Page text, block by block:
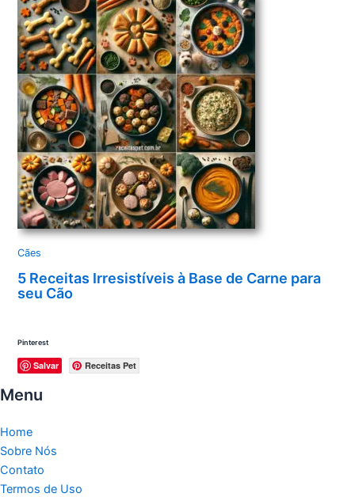
Cães
5 Receitas Irresistíveis à Base de Carne para
seu Cão
Pinterest
Salvar Receitas Pet
Menu
Home
Sobre Nós
Contato
Termos de Uso